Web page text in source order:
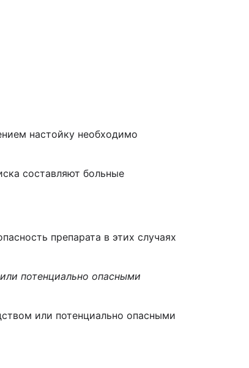
настойку необходимо
составляют больные
препарата в этих случаях
потенциально опасными
или потенциально опасными